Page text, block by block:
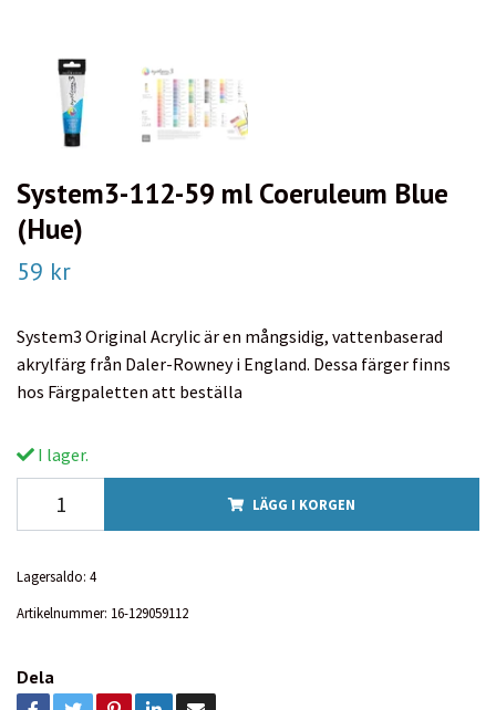
System3-112-59 ml Coeruleum Blue
(Hue)
59 kr
System3 Original Acrylic är en mångsidig, vattenbaserad
akrylfärg från Daler-Rowney i England. Dessa färger finns
hos Färgpaletten att beställa
I lager.
LÄGG I KORGEN
Lagersaldo: 4
Artikelnummer: 16-129059112
Dela